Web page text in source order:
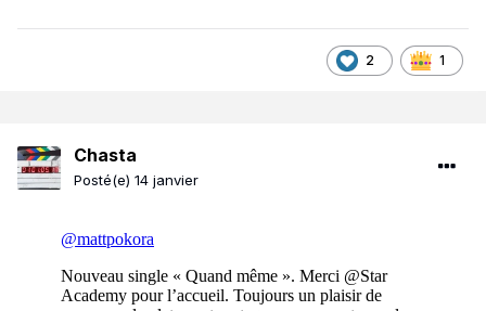
2 1
Chasta
Posté(e) 14 janvier